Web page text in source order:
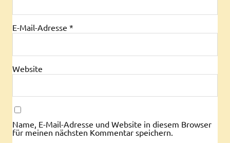
E-Mail-Adresse *
Website
Name, E-Mail-Adresse und Website in diesem Browser
für meinen nächsten Kommentar speichern.